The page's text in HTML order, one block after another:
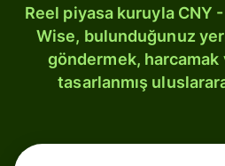
Reel piyasa kuruyla CNY
Wise, bulunduğunuz
göndermek,
tasarlanmış